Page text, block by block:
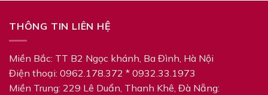
THÔNG TIN LIÊN HỆ
Miền Bắc: TT B2 Ngọc khánh, Ba Đình, Hà Nội
Điện thoại: 0962.178.372 * 0932.33.1973
Miền Trung: 229 Lê Duẩn, Thanh Khê, Đà Nẵng: